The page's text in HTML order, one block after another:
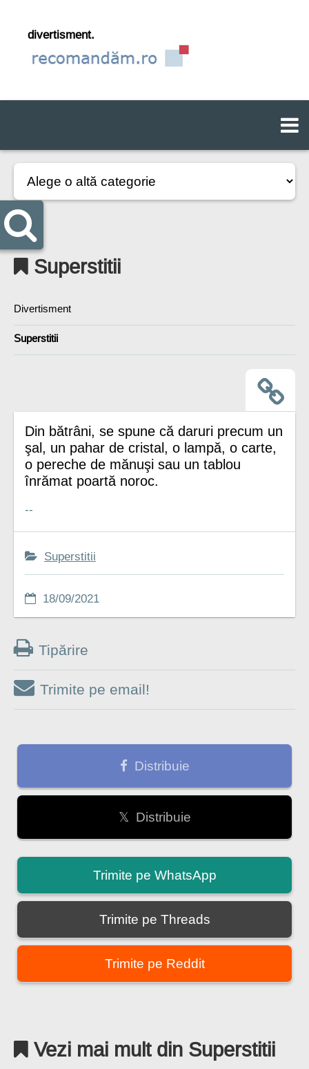
divertisment.
Superstitii
Divertisment
Superstitii
Din bătrâni, se spune că daruri precum un
şal, un pahar de cristal, o lampă, o carte,
o pereche de mănuşi sau un tablou
înrămat poartă noroc.
--
Superstitii
18/09/2021
Tipărire
Trimite pe email!
Distribuie
𝕏 Distribuie
Trimite pe WhatsApp
Trimite pe Threads
Trimite pe Reddit
Vezi mai mult din Superstitii